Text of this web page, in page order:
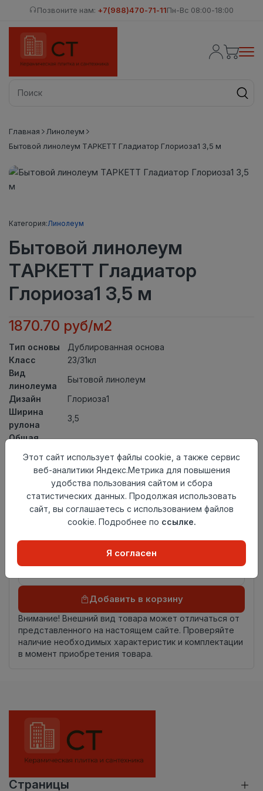
Позвоните нам: +7(988)470-71-11Пн-Вс 08:00-18:00
Главная
Линолеум
Бытовой линолеум ТАРКЕТТ Гладиатор Глориоза1 3,5 м
Категория:Линолеум
Бытовой линолеум
ТАРКЕТТ Гладиатор
Глориоза1 3,5 м
1870.70 руб/м2
Тип основы
Дублированная основа
Класс
23/31кл
Вид
линолеума
Бытовой линолеум
Дизайн
Глориоза1
Ширина
рулона
3,5
Общая
Толщина
защитного
0,35мм
АктуальностьАктуален
Страна
происхождения
Россия
4.95 пог. м
Добавить в корзину
Внимание! Внешний вид товара может отличаться от
представленного на настоящем сайте. Проверяйте
наличие необходимых характеристик и комплектации
в момент приобретения товара.
Страницы
Этот сайт использует файлы cookie, а также сервис
веб-аналитики Яндекс.Метрика для повышения
удобства пользования сайтом и сбора
статистических данных. Продолжая использовать
сайт, вы соглашаетесь с использованием файлов
cookie. Подробнее по ссылке.
Я согласен